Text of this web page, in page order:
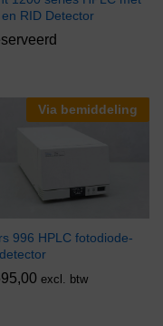
RID Detector
Via bemiddeling
996 HPLC fotodiode-
excl. btw